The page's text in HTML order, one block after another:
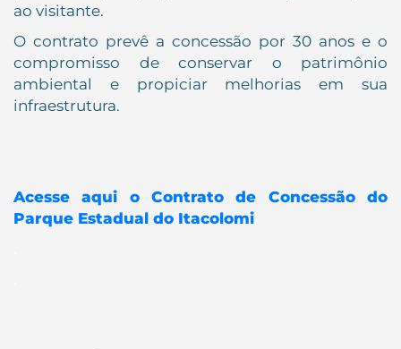
ao visitante.
O contrato prevê a concessão por 30 anos e o
compromisso de conservar o patrimônio
ambiental e propiciar melhorias em sua
infraestrutura.
Acesse aqui o Contrato de Concessão do
Parque Estadual do Itacolomi